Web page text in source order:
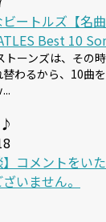
ートルズ【名
Best 10
トーンズは、その
わるから、10曲
】コメントをい
いません。